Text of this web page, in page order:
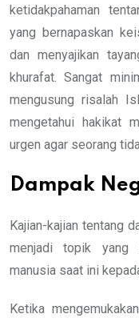
ketidakpahaman
yang bernapaskan
dan menyajikan
khurafat. Sangat
mengusung risalah
mengetahui hakikat
urgen agar seorang
Dampak
Kajian-kajian tentang
menjadi topik yang
manusia saat ini
Ketika